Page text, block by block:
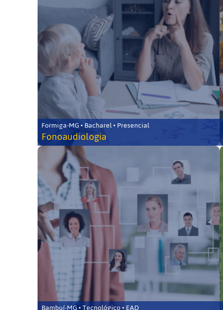
Formiga-MG • Bacharel • Presencial
Fonoaudiologia